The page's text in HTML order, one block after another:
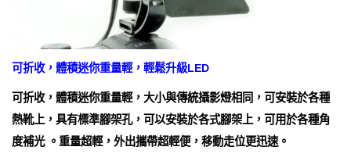
可折收，體積迷你重量輕，輕鬆升級LED
可折收，體積迷你重量輕，大小與傳統攝影燈相同，可安裝於各種
熱靴上，具有標準腳架孔，可以安裝於各式腳架上，可用於各種角
度補光 。重量超輕，外出攜帶超輕便，移動走位更迅速。